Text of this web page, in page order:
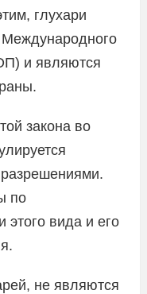
глухари
Международного
и являются
закона во
по
этого вида и его
не являются